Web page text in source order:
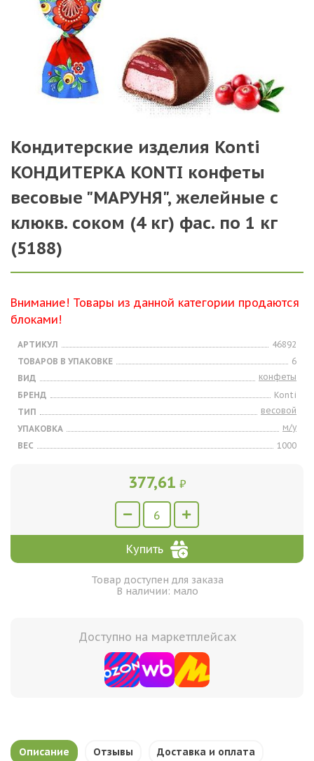
Кондитерские изделия Konti
КОНДИТЕРКА KONTI конфеты
весовые "МАРУНЯ", желейные с
клюкв. соком (4 кг) фас. по 1 кг
(5188)
Внимание! Товары из данной категории продаются
блоками!
АРТИКУЛ
46892
ТОВАРОВ В УПАКОВКЕ
6
ВИД
конфеты
БРЕНД
Konti
ТИП
весовой
УПАКОВКА
м/у
ВЕС
1000
377,61 ₽
Купить
Товар доступен для заказа
В наличии: мало
Доступно на маркетплейсах
Описание Отзывы Доставка и оплата